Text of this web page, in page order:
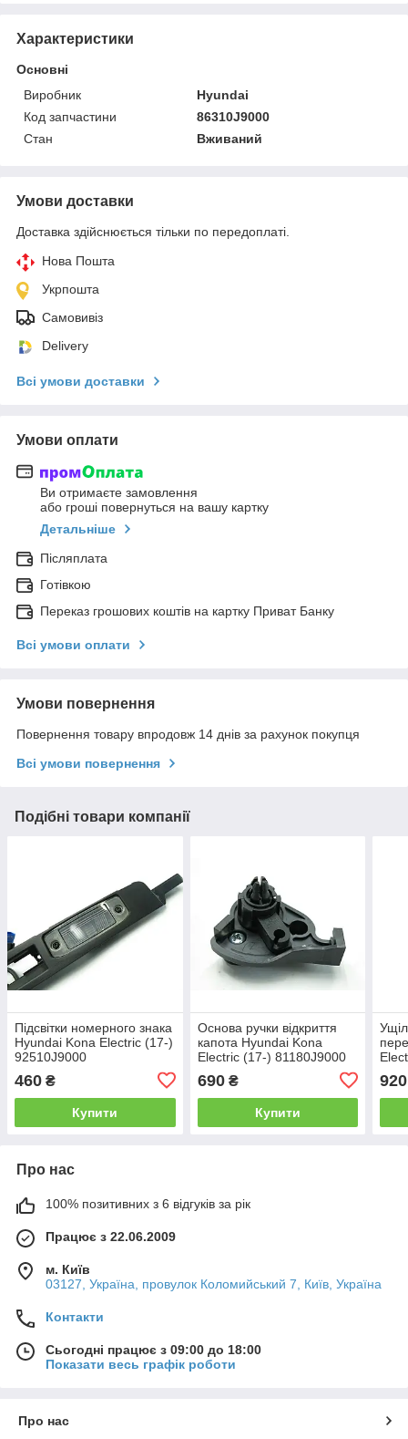
Характеристики
Основні
Виробник
Hyundai
Код запчастини
86310J9000
Стан
Вживаний
Умови доставки
Доставка здійснюється тільки по передоплаті.
Нова Пошта
Укрпошта
Самовивіз
Delivery
Всі умови доставки
Умови оплати
Ви отримаєте замовлення
або гроші повернуться на вашу картку
Детальніше
Післяплата
Готівкою
Переказ грошових коштів на картку Приват Банку
Всі умови оплати
Умови повернення
Повернення товару впродовж 14 днів за рахунок покупця
Всі умови повернення
Подібні товари компанії
Підсвітки номерного знака
Hyundai Kona Electric (17-)
92510J9000
460 ₴
Купити
Основа ручки відкриття
капота Hyundai Kona
Electric (17-) 81180J9000
690₴
Купити
920
Про нас
100% позитивних з 6 відгуків за рік
Працює з 22.06.2009
м. Київ
03127, Україна, провулок Коломийський 7, Київ, Україна
Контакти
Сьогодні працює з 09:00 до 18:00
Показати весь графік роботи
Про нас